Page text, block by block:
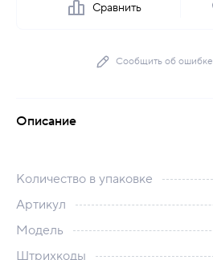
Сравнить
Сообщить об ошибке
Описание
Количество в упаковке
Артикул
Модель
Штрихкоды